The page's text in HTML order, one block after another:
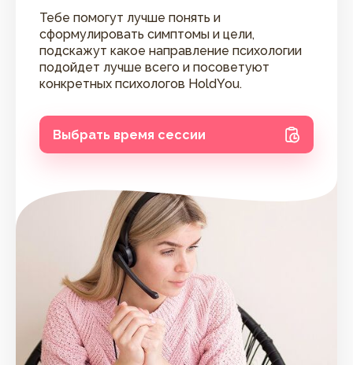
Тебе помогут лучше понять и
сформулировать симптомы и цели,
подскажут какое направление психологии
подойдет лучше всего и посоветуют
конкретных психологов HoldYou.
Выбрать время сессии